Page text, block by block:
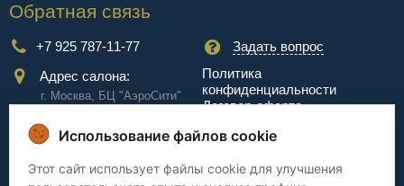
Обратная связь
+7 925 787-11-77
Задать вопрос
Адрес салона:
г. Москва, БЦ "АэроCити"
Куркинское ш., стр.2, 17
этаж
Политика
конфиденциальности
Договор-оферта
Сервис
Использование файлов cookie
Этот сайт использует файлы cookie для улучшения